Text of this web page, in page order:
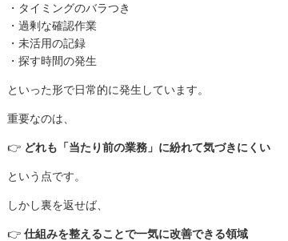
・タイミングのバラつき
・過剰な確認作業
・未活用の記録
・探す時間の発生
といった形で日常的に発生しています。
重要なのは、
👉 どれも「当たり前の業務」に紛れて気づきにくい
という点です。
しかし裏を返せば、
👉 仕組みを整えることで一気に改善できる領域